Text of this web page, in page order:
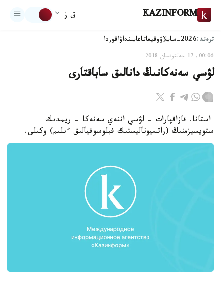
KAZINFORM ق ز
ترەند:2026-سايلاۋ وقيعاتاعايىنداۋاقوردا
00:06, 17 جەلتوقسان 2018
لۋسي سەنەكانىڭ دانالىق ساباقتارى
استانا. قازاقپارات - لۋسي اننەي سەنەكا - ريمدىك
ستويسيزمنىڭ (راتسيوناليستىك فيلوسوفيالىق ءىلىم) وكىلى.